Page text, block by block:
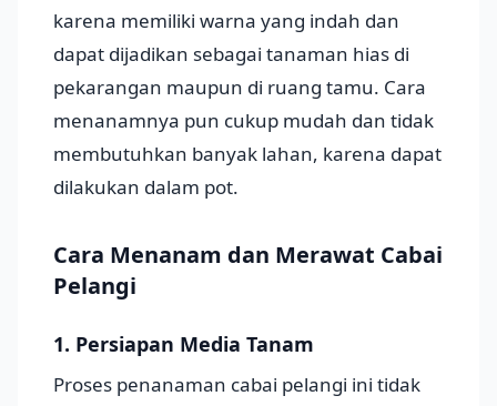
karena memiliki warna yang indah dan
dapat dijadikan sebagai tanaman hias di
pekarangan maupun di ruang tamu. Cara
menanamnya pun cukup mudah dan tidak
membutuhkan banyak lahan, karena dapat
dilakukan dalam pot.
Cara Menanam dan Merawat Cabai
Pelangi
1. Persiapan Media Tanam
Proses penanaman cabai pelangi ini tidak